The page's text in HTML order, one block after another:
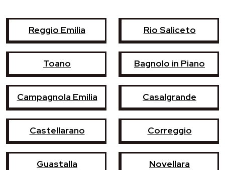
Reggio Emilia Rio Saliceto
Toano Bagnolo in Piano
Campagnola Emilia Casalgrande
Castellarano Correggio
Guastalla Novellara